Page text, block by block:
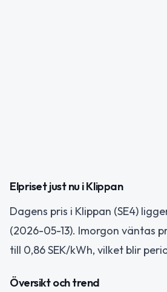
Elpriset just nu i Klippan
Dagens pris i Klippan (SE4)
(2026-05-13). Imorgon väntas
till 0,86 SEK/kWh, vilket blir
Översikt och trend